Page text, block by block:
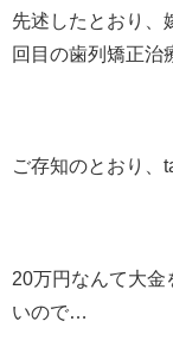
先述したとおり、
回目の歯列矯正
ご存知のとおり、
20万円なんて大金
いので…